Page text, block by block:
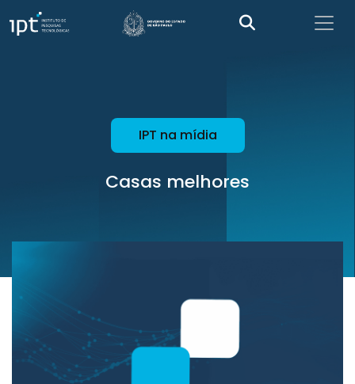
IPT na mídia
Casas melhores